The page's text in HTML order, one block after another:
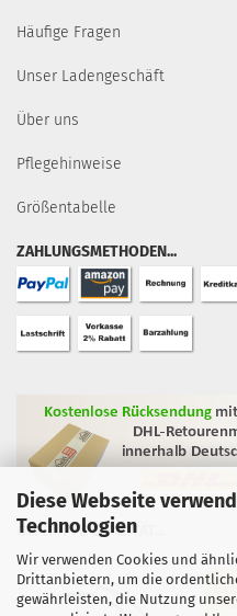
Diese Webseite
Technologien
Wir verwenden Cookies und
Drittanbietern, um die
gewährleisten, die Nutzung
Häufige Fragen
Unser Ladengeschäft
Über uns
Pflegehinweise
Größentabelle
ZAHLUNGSMETHODEN...
GEPRÜFTE QUALITÄT...